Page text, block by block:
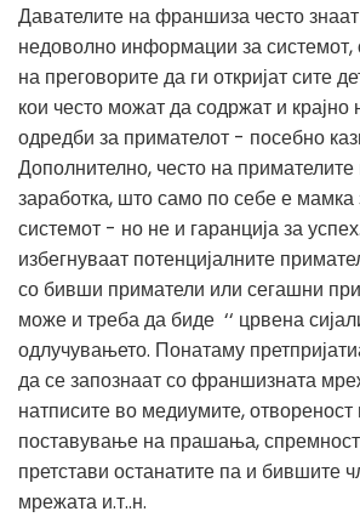
Давателите на франшиза често
недоволно информации за системот,
на преговорите да ги откријат сите
кои често можат да содржат и крајно
одредби за примателот - посебно
Дополнително, често на
заработка, што само по себе е мамка
системот - но не и гаранција за
избегнуваат потенцијалните
со бивши приматели или сегашни
може и треба да биде ‘‘ црвена
одлучувањето. Понатаму
да се запознаат со франшизната
натписите во медиумите, отвореност
поставување на прашања,
претстави останатите па и бившите
мрежата и.т..н.